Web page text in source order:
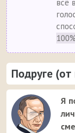
всё
Подруге (от
Я